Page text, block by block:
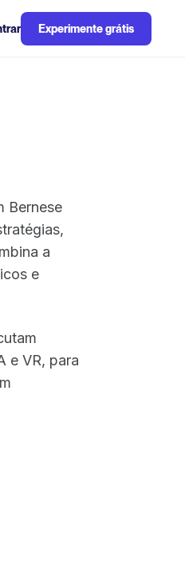
Experimente grátis
Bernese
a
e
e VR, para